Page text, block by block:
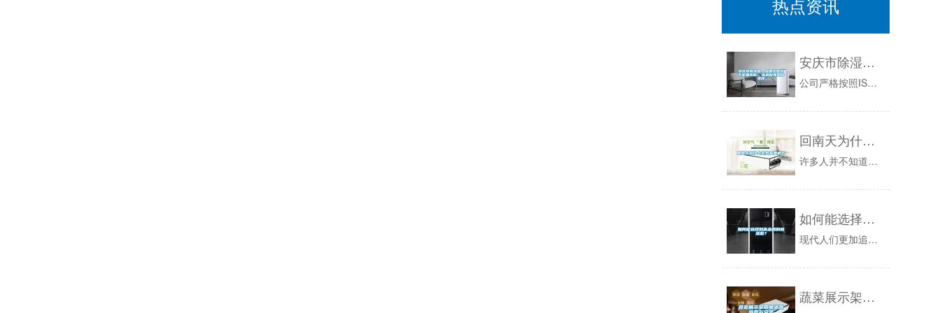
热点资讯
安庆市除湿机，湿菱工业地下室抽湿机 库房配电房除湿器
公司严格按照ISO质量管理体系和相关的行业标准，采用可靠的部件，同时建有一个工况实验室，为产品的研发、检测奠定了基础。确保了每台出厂设备的稳...
回南天为什么会致霉菌疯长
许多人并不知道，霉菌是因为空气的湿度过高而致使的。科学研究标明，当居家环境的温度在25℃~30℃之间，相对湿度超越60%RH时，空气中的氧气...
如何能选择到高品质的除湿机？
现代人们更加追求生活品质，所以如果室内空气比较潮湿的话，大家都会选择购入一款除湿机来让空气变得干燥一些，但是市面上的除湿机种类和品牌这么多，...
蔬菜展示架用加湿器选型与安装